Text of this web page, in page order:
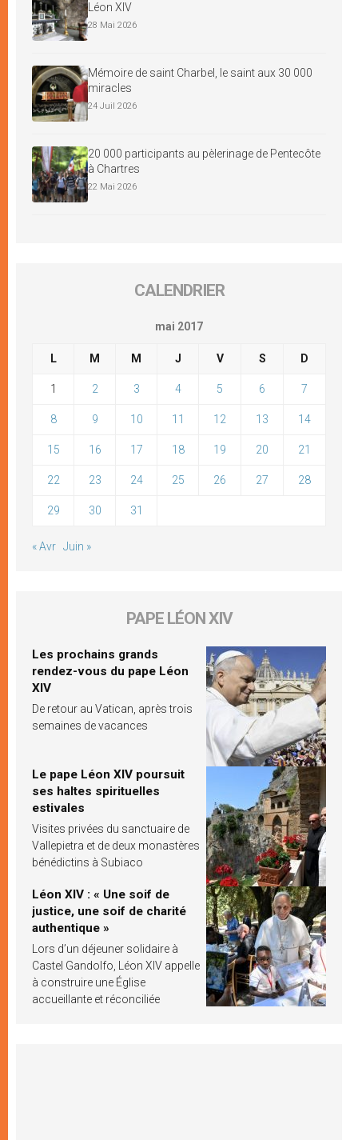
Léon XIV
28 Mai 2026
Mémoire de saint Charbel, le saint aux 30 000
miracles
24 Juil 2026
20 000 participants au pèlerinage de Pentecôte
à Chartres
22 Mai 2026
CALENDRIER
mai 2017
L M M J V S D
1 2 3 4 5 6 7
8 9 10 11 12 13 14
15 16 17 18 19 20 21
22 23 24 25 26 27 28
29 30 31
« Avr Juin »
PAPE LÉON XIV
Les prochains grands
rendez-vous du pape Léon
XIV
De retour au Vatican, après trois
semaines de vacances
Le pape Léon XIV poursuit
ses haltes spirituelles
estivales
Visites privées du sanctuaire de
Vallepietra et de deux monastères
bénédictins à Subiaco
Léon XIV : « Une soif de
justice, une soif de charité
authentique »
Lors d’un déjeuner solidaire à
Castel Gandolfo, Léon XIV appelle
à construire une Église
accueillante et réconciliée